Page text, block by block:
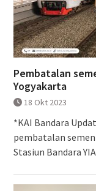
Pembatalan
Yogyakarta
18 Okt 2023
*KAI Bandara
pembatalan
Stasiun Bandara